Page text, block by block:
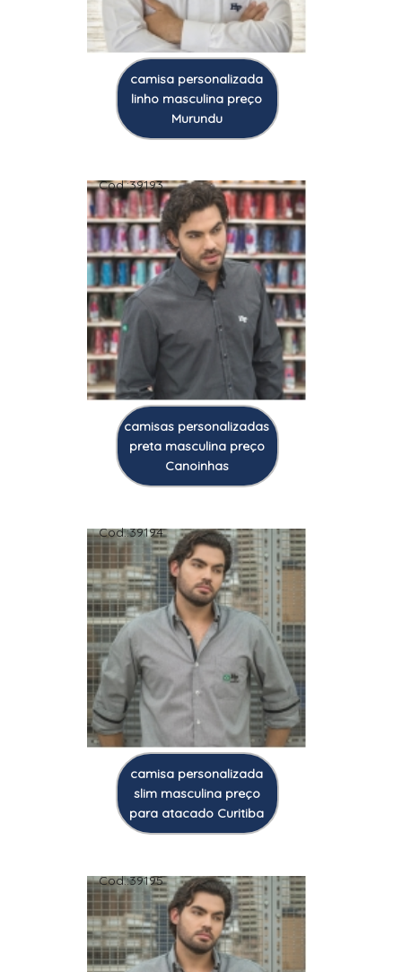
camisa personalizada
linho masculina preço
Murundu
Cod.:39193
camisas personalizadas
preta masculina preço
Canoinhas
Cod.:39194
camisa personalizada
slim masculina preço
para atacado Curitiba
Cod.:39195